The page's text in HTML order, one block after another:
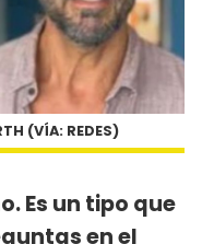
(VÍA: REDES)
Es un tipo que
en el